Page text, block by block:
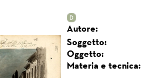
Autore:
Soggetto:
Oggetto:
Materia e tecnica: